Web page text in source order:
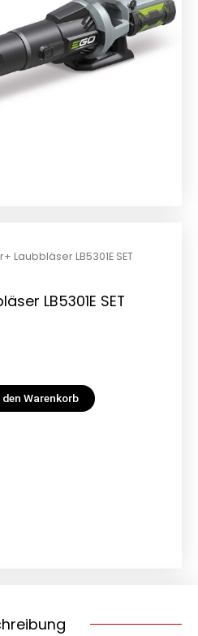
Laubbläser LB5301E SET
LB5301E SET
den Warenkorb